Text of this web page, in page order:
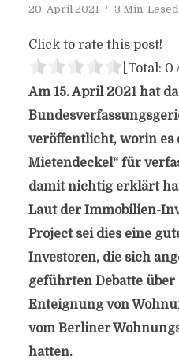
20. April 2021 3 Min.
Click to rate this post!
[Total: 0
Am 15. April 2021 hat
veröffentlicht, worin es
Mietendeckel“ für
damit nichtig erklärt
Laut der Immobilien-
Project sei dies eine
Investoren, die sich
geführten Debatte
Enteignung von
vom Berliner
hatten.